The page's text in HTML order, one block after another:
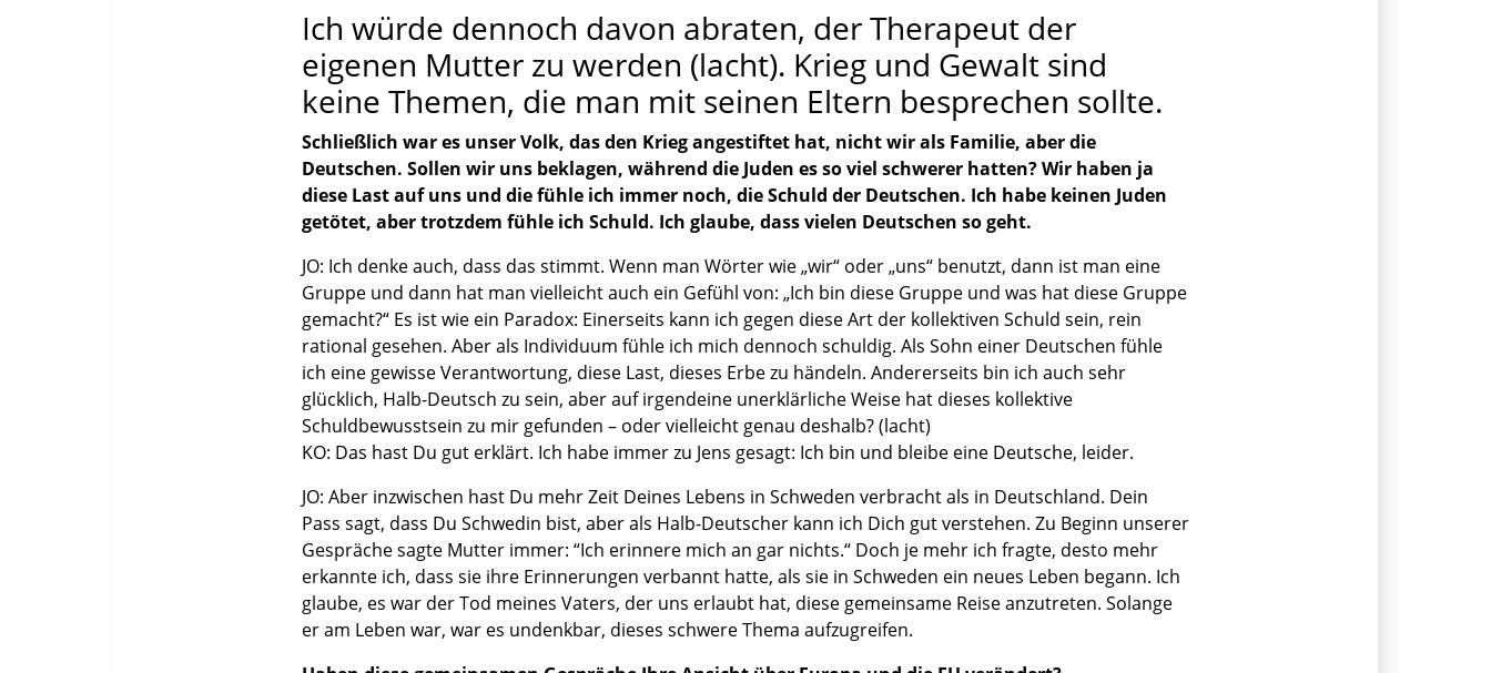
Ich würde dennoch davon abraten, der Therapeut der
eigenen Mutter zu werden (lacht). Krieg und Gewalt sind
keine Themen, die man mit seinen Eltern besprechen sollte.
Schließlich war es unser Volk, das den Krieg angestiftet hat, nicht wir als Familie, aber die
Deutschen. Sollen wir uns beklagen, während die Juden es so viel schwerer hatten? Wir haben ja
diese Last auf uns und die fühle ich immer noch, die Schuld der Deutschen. Ich habe keinen Juden
getötet, aber trotzdem fühle ich Schuld. Ich glaube, dass vielen Deutschen so geht.
JO: Ich denke auch, dass das stimmt. Wenn man Wörter wie „wir“ oder „uns“ benutzt, dann ist man eine
Gruppe und dann hat man vielleicht auch ein Gefühl von: „Ich bin diese Gruppe und was hat diese Gruppe
gemacht?“ Es ist wie ein Paradox: Einerseits kann ich gegen diese Art der kollektiven Schuld sein, rein
rational gesehen. Aber als Individuum fühle ich mich dennoch schuldig. Als Sohn einer Deutschen fühle
ich eine gewisse Verantwortung, diese Last, dieses Erbe zu händeln. Andererseits bin ich auch sehr
glücklich, Halb-Deutsch zu sein, aber auf irgendeine unerklärliche Weise hat dieses kollektive
Schuldbewusstsein zu mir gefunden – oder vielleicht genau deshalb? (lacht)
KO: Das hast Du gut erklärt. Ich habe immer zu Jens gesagt: Ich bin und bleibe eine Deutsche, leider.
JO: Aber inzwischen hast Du mehr Zeit Deines Lebens in Schweden verbracht als in Deutschland. Dein
Pass sagt, dass Du Schwedin bist, aber als Halb-Deutscher kann ich Dich gut verstehen. Zu Beginn unserer
Gespräche sagte Mutter immer: “Ich erinnere mich an gar nichts.“ Doch je mehr ich fragte, desto mehr
erkannte ich, dass sie ihre Erinnerungen verbannt hatte, als sie in Schweden ein neues Leben begann. Ich
glaube, es war der Tod meines Vaters, der uns erlaubt hat, diese gemeinsame Reise anzutreten. Solange
er am Leben war, war es undenkbar, dieses schwere Thema aufzugreifen.